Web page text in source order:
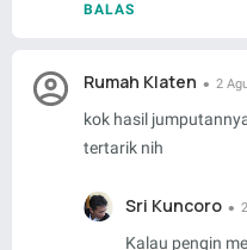
BALAS
Rumah Klaten 2
kok hasil
tertarik nih
Sri Kuncoro
Kalau pengin